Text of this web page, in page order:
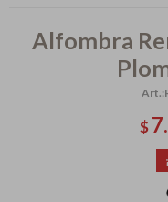
Alfombra
$